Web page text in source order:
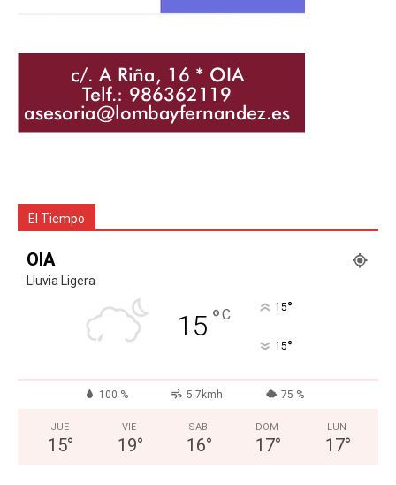
El Tiempo
OIA
Lluvia Ligera
15 °C 15°
15°
100 % 5.7kmh 75 %
JUE
15°
VIE
19°
SAB
16°
DOM
17°
LUN
17°